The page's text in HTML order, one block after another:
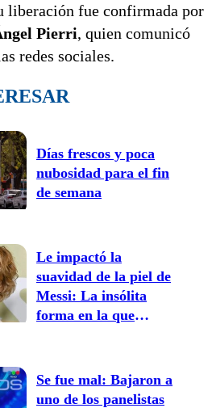
liberación fue confirmada por
Pierri, quien comunicó
redes sociales.
Días frescos y poca
nubosidad para el fin
de semana
Le impactó la
suavidad de la piel de
Messi: La insólita
forma en la que
encuentro con el
astro de fútbol
Se fue mal: Bajaron a
uno de los panelistas